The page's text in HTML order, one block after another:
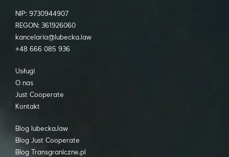
NIP: 9730944907
REGON: 361926060
kancelaria@lubecka.law
+48 666 085 936
Usługi
O nas
Just Cooperate
Kontakt
Blog lubecka.law
Blog Just Cooperate
Blog Transgraniczne.pl